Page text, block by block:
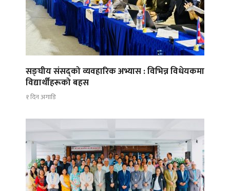
सङ्घीय संसद्को व्यवहारिक अभ्यास : विभिन्न विधेयकमा
विद्यार्थीहरूको बहस
१ दिन अगाडि